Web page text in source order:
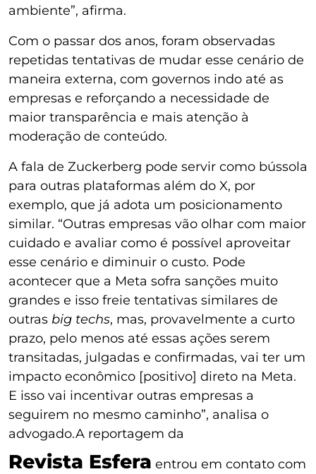
ambiente”, afirma.
Com o passar dos anos, foram observadas
repetidas tentativas de mudar esse cenário de
maneira externa, com governos indo até as
empresas e reforçando a necessidade de
maior transparência e mais atenção à
moderação de conteúdo.
A fala de Zuckerberg pode servir como bússola
para outras plataformas além do X, por
exemplo, que já adota um posicionamento
similar. “Outras empresas vão olhar com maior
cuidado e avaliar como é possível aproveitar
esse cenário e diminuir o custo. Pode
acontecer que a Meta sofra sanções muito
grandes e isso freie tentativas similares de
outras big techs, mas, provavelmente a curto
prazo, pelo menos até essas ações serem
transitadas, julgadas e confirmadas, vai ter um
impacto econômico [positivo] direto na Meta.
E isso vai incentivar outras empresas a
seguirem no mesmo caminho”, analisa o
advogado.A reportagem da
Revista Esfera entrou em contato com